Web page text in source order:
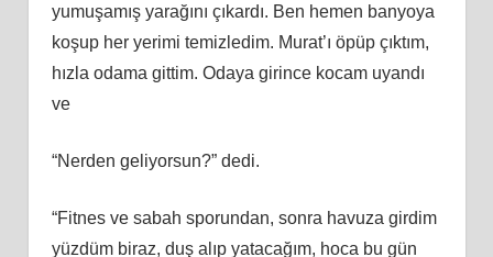
yumuşamış yarağını çıkardı. Ben hemen banyoya
koşup her yerimi temizledim. Murat’ı öpüp çıktım,
hızla odama gittim. Odaya girince kocam uyandı
ve
“Nerden geliyorsun?” dedi.
“Fitnes ve sabah sporundan, sonra havuza girdim
yüzdüm biraz, duş alıp yatacağım, hoca bu gün